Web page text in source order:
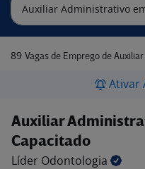
89 Vagas de Emprego de Auxiliar
Ativar
Auxiliar
Capacitado
Líder Odontologia